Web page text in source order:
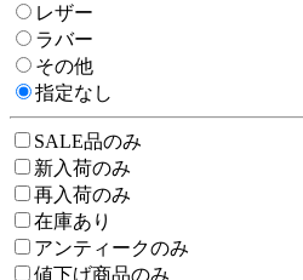
レザー
ラバー
その他
指定なし
SALE品のみ
新入荷のみ
再入荷のみ
在庫あり
アンティークのみ
値下げ商品のみ